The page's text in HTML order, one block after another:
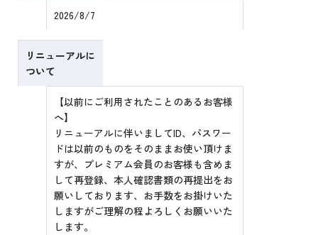
2026/8/7
リニューアルに
ついて
【以前にご利用されたことのあるお客様
へ】
リニューアルに伴いましてID、パスワー
ドは以前のものをそのままお使い頂けま
すが、プレミアム会員のお客様も含めま
して再登録、本人確認書類の再提出をお
願いしております、お手数をお掛けいた
しますがご理解の程よろしくお願いいた
します。